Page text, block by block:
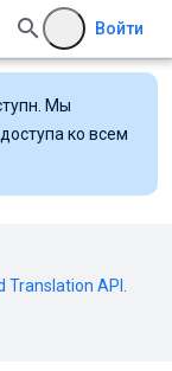
Войти
Мы
ко всем
Translation API